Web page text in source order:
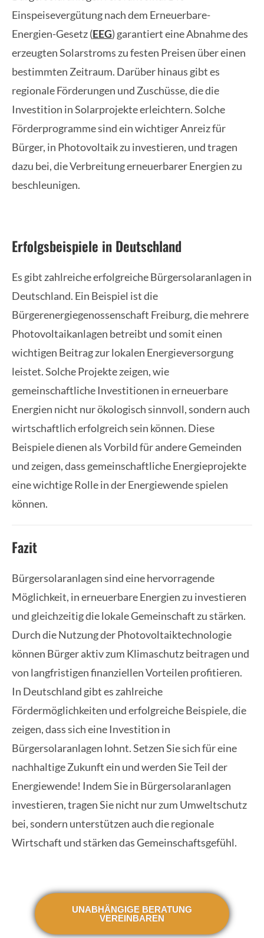
Einspeisevergütung nach dem Erneuerbare-
Energien-Gesetz (EEG) garantiert eine Abnahme des
erzeugten Solarstroms zu festen Preisen über einen
bestimmten Zeitraum. Darüber hinaus gibt es
regionale Förderungen und Zuschüsse, die die
Investition in Solarprojekte erleichtern. Solche
Förderprogramme sind ein wichtiger Anreiz für
Bürger, in Photovoltaik zu investieren, und tragen
dazu bei, die Verbreitung erneuerbarer Energien zu
beschleunigen.
Erfolgsbeispiele in Deutschland
Es gibt zahlreiche erfolgreiche Bürgersolaranlagen in
Deutschland. Ein Beispiel ist die
Bürgerenergiegenossenschaft Freiburg, die mehrere
Photovoltaikanlagen betreibt und somit einen
wichtigen Beitrag zur lokalen Energieversorgung
leistet. Solche Projekte zeigen, wie
gemeinschaftliche Investitionen in erneuerbare
Energien nicht nur ökologisch sinnvoll, sondern auch
wirtschaftlich erfolgreich sein können. Diese
Beispiele dienen als Vorbild für andere Gemeinden
und zeigen, dass gemeinschaftliche Energieprojekte
eine wichtige Rolle in der Energiewende spielen
können.
Fazit
Bürgersolaranlagen sind eine hervorragende
Möglichkeit, in erneuerbare Energien zu investieren
und gleichzeitig die lokale Gemeinschaft zu stärken.
Durch die Nutzung der Photovoltaiktechnologie
können Bürger aktiv zum Klimaschutz beitragen und
von langfristigen finanziellen Vorteilen profitieren.
In Deutschland gibt es zahlreiche
Fördermöglichkeiten und erfolgreiche Beispiele, die
zeigen, dass sich eine Investition in
Bürgersolaranlagen lohnt. Setzen Sie sich für eine
nachhaltige Zukunft ein und werden Sie Teil der
Energiewende! Indem Sie in Bürgersolaranlagen
investieren, tragen Sie nicht nur zum Umweltschutz
bei, sondern unterstützen auch die regionale
Wirtschaft und stärken das Gemeinschaftsgefühl.
UNABHÄNGIGE BERATUNG
VEREINBAREN